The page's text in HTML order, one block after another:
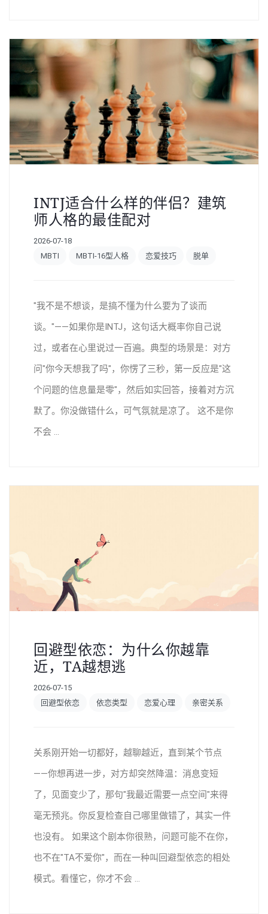
INTJ适合什么样的伴侣？建筑
师人格的最佳配对
2026-07-18
MBTI
MBTI-16型人格 恋爱技巧 脱单
"我不是不想谈，是搞不懂为什么要为了谈而
谈。"——如果你是INTJ，这句话大概率你自己说
过，或者在心里说过一百遍。典型的场景是：对方
问"你今天想我了吗"，你愣了三秒，第一反应是"这
个问题的信息量是零"，然后如实回答，接着对方沉
默了。你没做错什么，可气氛就是凉了。 这不是你
不会 ...
回避型依恋：为什么你越靠
近，TA越想逃
2026-07-15
回避型依恋
依恋类型 恋爱心理 亲密关系
关系刚开始一切都好，越聊越近，直到某个节点
——你想再进一步，对方却突然降温：消息变短
了，见面变少了，那句"我最近需要一点空间"来得
毫无预兆。你反复检查自己哪里做错了，其实一件
也没有。 如果这个剧本你很熟，问题可能不在你，
也不在"TA不爱你"，而在一种叫回避型依恋的相处
模式。看懂它，你才不会 ...